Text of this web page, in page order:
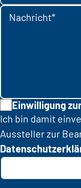
Nachricht*
Einwilligung
Ich bin damit
Aussteller zur